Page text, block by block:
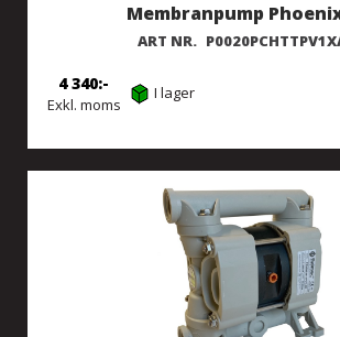
Membranpump
ART NR.
Exkl. moms
4 340 I lager